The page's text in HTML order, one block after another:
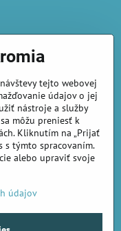
tejto webovej
údajov o jej
nástroje a služby
môžu preniesť k
Kliknutím na „Prijať
s týmto spracovaním.
alebo upraviť svoje
údajov